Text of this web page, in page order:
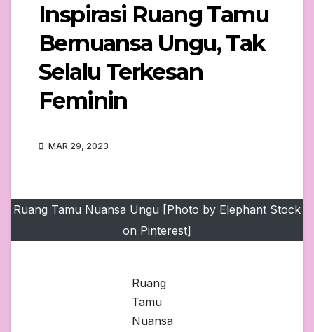
Inspirasi Ruang Tamu
Bernuansa Ungu, Tak
Selalu Terkesan
Feminin
MAR 29, 2023
Ruang Tamu Nuansa Ungu [Photo by Elephant Stock
on Pinterest]
Ruang
Tamu
Nuansa